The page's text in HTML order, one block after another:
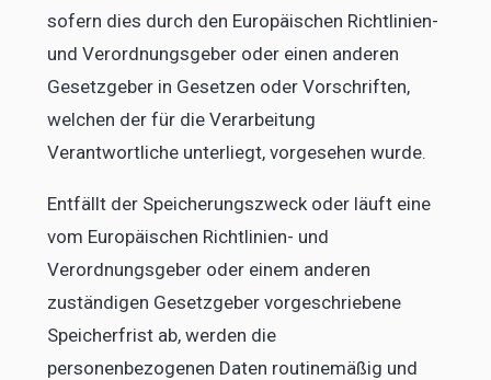
sofern dies durch den Europäischen Richtlinien-
und Verordnungsgeber oder einen anderen
Gesetzgeber in Gesetzen oder Vorschriften,
welchen der für die Verarbeitung
Verantwortliche unterliegt, vorgesehen wurde.
Entfällt der Speicherungszweck oder läuft eine
vom Europäischen Richtlinien- und
Verordnungsgeber oder einem anderen
zuständigen Gesetzgeber vorgeschriebene
Speicherfrist ab, werden die
personenbezogenen Daten routinemäßig und